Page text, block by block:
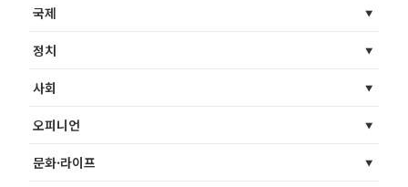
국제
정치
사회
오피니언
문화·라이프